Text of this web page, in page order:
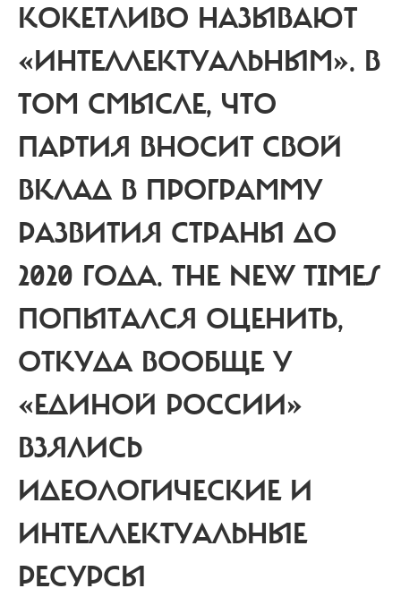
КОКЕТЛИВО НАЗЫВАЮТ
«ИНТЕЛЛЕКТУАЛЬНЫМ». В
ТОМ СМЫСЛЕ, ЧТО
ПАРТИЯ ВНОСИТ СВОЙ
ВКЛАД В ПРОГРАММУ
РАЗВИТИЯ СТРАНЫ ДО
2020 ГОДА. THE NEW TIMES
ПОПЫТАЛСЯ ОЦЕНИТЬ,
ОТКУДА ВООБЩЕ У
«ЕДИНОЙ РОССИИ»
ВЗЯЛИСЬ
ИДЕОЛОГИЧЕСКИЕ И
ИНТЕЛЛЕКТУАЛЬНЫЕ
РЕСУРСЫ